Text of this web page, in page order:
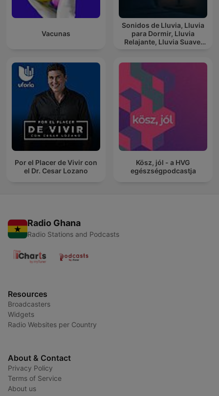
Vacunas
Sonidos de Lluvia, Lluvia
para Dormir, Lluvia
Relajante, Lluvia Suave,
Por el Placer de Vivir con
el Dr. Cesar Lozano
Kösz, jól - a HVG
egészségpodcastja
Radio Ghana
Radio Stations and Podcasts
Resources
Broadcasters
Widgets
Radio Websites per Country
About & Contact
Privacy Policy
Terms of Service
About us